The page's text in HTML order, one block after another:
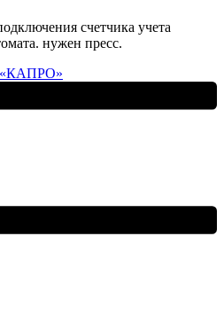
счетчика учета
нужен пресс.